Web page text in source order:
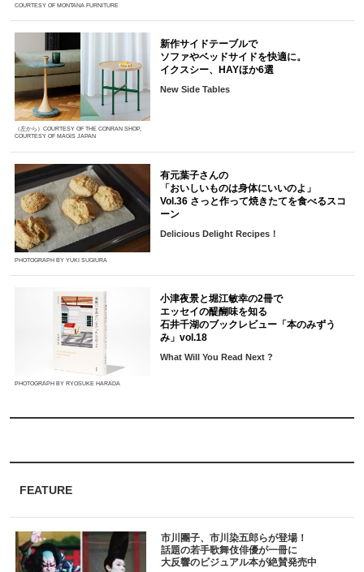
FEATURE
市川團子、市川染五郎らが登場！
話題の若手歌舞伎俳優が一冊に
大反響のビジュアル本が絶賛発売中
COURTESY OF MONTANA FURNITURE
（左から）COURTESY OF THE CONRAN SHOP,
COURTESY OF MAGIS JAPAN
新作サイドテーブルで
ソファやベッドサイドを快適に。
イクスシー、HAYほか6選
New Side Tables
PHOTOGRAPH BY YUKI SUGIURA
有元葉子さんの
「おいしいものは身体にいいのよ」
Vol.36 さっと作って焼きたてを食べるスコ
ーン
Delicious Delight Recipes！
PHOTOGRAPH BY RYOSUKE HARADA
小津夜景と堀江敏幸の2冊で
エッセイの醍醐味を知る
石井千湖のブックレビュー「本のみずう
み」vol.18
What Will You Read Next ?